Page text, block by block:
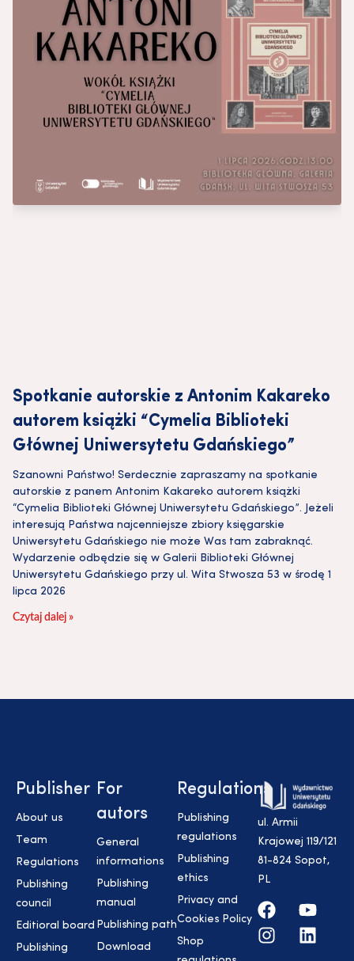
Spotkanie autorskie z Antonim Kakareko
autorem książki “Cymelia Biblioteki
Głównej Uniwersytetu Gdańskiego”
Szanowni Państwo! Serdecznie zapraszamy na spotkanie
autorskie z panem Antonim Kakareko autorem książki
“Cymelia Biblioteki Głównej Uniwersytetu Gdańskiego”. Jeżeli
interesują Państwa najcenniejsze zbiory księgarskie
Uniwersytetu Gdańskiego nie może Was tam zabraknąć.
Wydarzenie odbędzie się w Galerii Biblioteki Głównej
Uniwersytetu Gdańskiego przy ul. Wita Stwosza 53 w środę 1
lipca 2026
Czytaj dalej »
Publisher
About us
Team
Regulations
Publishing
council
Editioral board
Publishing
For
autors
General
informations
Publishing
manual
Publishing path
Download
Regulations
Publishing
regulations
Publishing
ethics
Privacy and
Cookies Policy
Shop
ul. Armii
Krajowej 119/121
81-824 Sopot,
PL